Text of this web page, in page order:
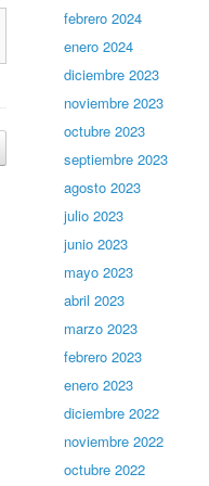
febrero 2024
enero 2024
diciembre 2023
noviembre 2023
octubre 2023
septiembre 2023
agosto 2023
julio 2023
junio 2023
mayo 2023
abril 2023
marzo 2023
febrero 2023
enero 2023
diciembre 2022
noviembre 2022
octubre 2022